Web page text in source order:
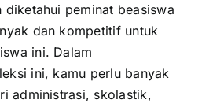
diketahui peminat beasiswa
dan kompetitif untuk
ini. Dalam
ini, kamu perlu banyak
administrasi, skolastik,